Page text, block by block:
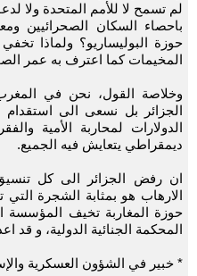
لم تسمح لا للأمم المتحدة ولا
باحصاء السكان الصحرائيين
حوزة البوليساريو؟ ولماذا
المخيمات كما اعترف به عمر
وخلاصة القول، نحن في
الجزائر بل نسعى الى
الدولارات لمحاربة الأمية
ديمقراطي يتعايش فيه الجميع.
ان رفض الجزائر الى كل
الارهاب هو بمثابة الشجرة
حوزة المغاربة تخيف المؤسسة
المحكمة الجنائية الدولية، و قد
* خبير في الشؤون العسكرية